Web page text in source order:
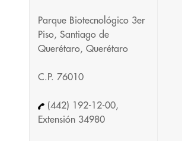
Parque Biotecnológico 3er
Piso, Santiago de
Querétaro, Querétaro
C.P. 76010
(442) 192-12-00,
Extensión 34980